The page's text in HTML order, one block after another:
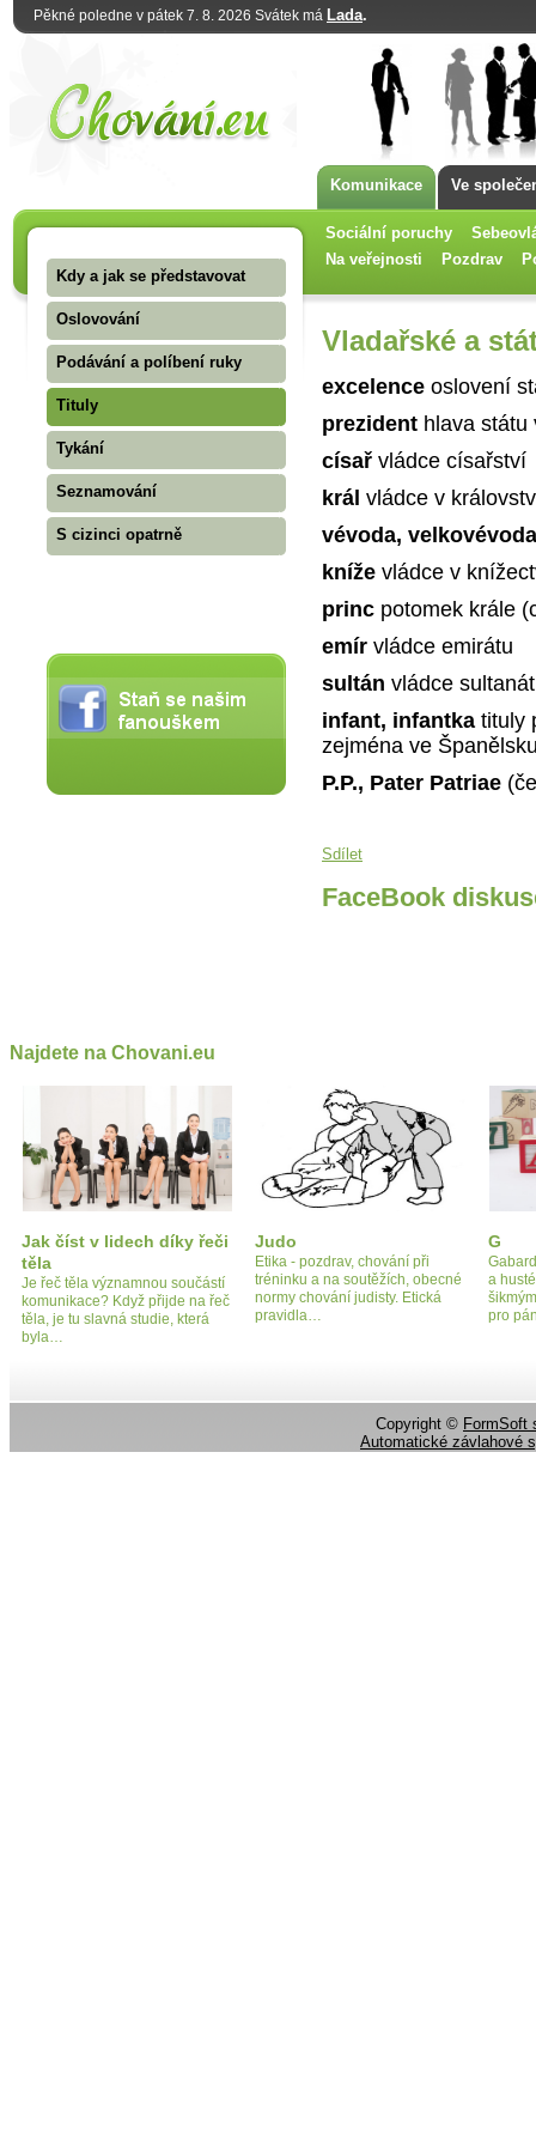
Pěkné poledne v pátek 7. 8. 2026 Svátek má Lada.
Komunikace Ve
Sociální poruchy
Na veřejnosti
Pozdrav
Kdy a jak se představovat
Oslovování
Podávání a políbení ruky
Tituly
Tykání
Seznamování
S cizinci opatrně
Vladařské a
excelence oslovení
prezident hlava státu
císař vládce císařství
král vládce v
vévoda, velkovévoda
kníže vládce v
princ potomek krále
emír vládce emirátu
sultán vládce
infant, infantka tituly
zejména ve
P.P., Pater Patriae
Sdílet
FaceBook
Najdete na Chovani.eu
Jak číst v lidech díky řeči
těla
Je řeč těla významnou součástí
komunikace? Když přijde na řeč
těla, je tu slavná studie, která
byla…
Judo
Etika - pozdrav, chování při
tréninku a na soutěžích, obecné
normy chování judisty. Etická
pravidla…
G
a
pro
Copyright © FormSoft
Automatické závlahové